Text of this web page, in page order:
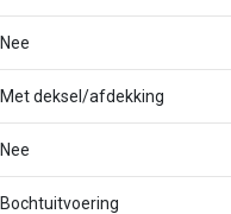
Nee
Met deksel/afdekking
Nee
Bochtuitvoering